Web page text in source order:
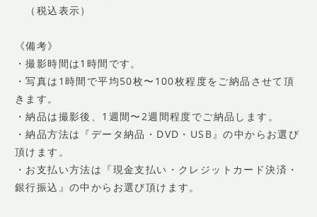
（税込表示）
《備考》
・撮影時間は1時間です。
・写真は1時間で平均50枚〜100枚程度をご納品させて頂
きます。
・納品は撮影後、1週間〜2週間程度でご納品します。
・納品方法は『データ納品・DVD・USB』の中からお選び
頂けます。
・お支払い方法は『現金支払い・クレジットカード決済・
銀行振込』の中からお選び頂けます。